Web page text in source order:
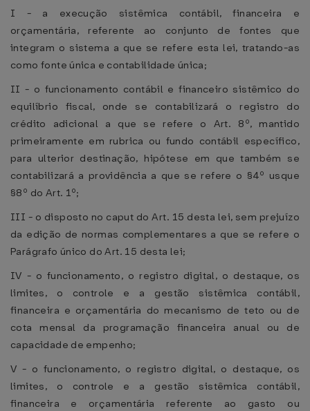
I - a execução sistêmica contábil, financeira e
orçamentária, referente ao conjunto de fontes que
integram o sistema a que se refere esta lei, tratando-as
como fonte única e contabilidade única;
II - o funcionamento contábil e financeiro sistêmico do
equilíbrio fiscal, onde se contabilizará o registro do
crédito adicional a que se refere o Art. 8º, mantido
primeiramente em rubrica ou fundo contábil específico,
para ulterior destinação, hipótese em que também se
contabilizará a providência a que se refere o §4º usque
§8º do Art. 1º;
III - o disposto no caput do Art. 15 desta lei, sem prejuízo
da edição de normas complementares a que se refere o
Parágrafo único do Art. 15 desta lei;
IV - o funcionamento, o registro digital, o destaque, os
limites, o controle e a gestão sistêmica contábil,
financeira e orçamentária do mecanismo de teto ou de
cota mensal da programação financeira anual ou de
capacidade de empenho;
V - o funcionamento, o registro digital, o destaque, os
limites, o controle e a gestão sistêmica contábil,
financeira e orçamentária referente ao gasto ou